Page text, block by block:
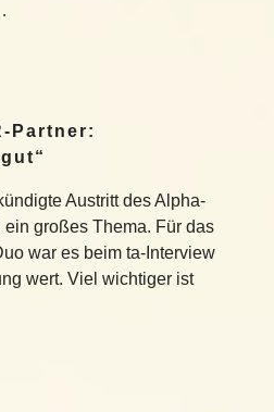
Partner:
Austritt des Alpha-
großes Thema. Für das
war es beim ta-Interview
wert. Viel wichtiger ist